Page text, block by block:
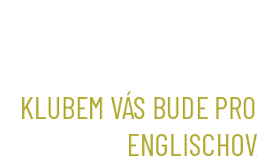
KLUBEM VÁS BUDE